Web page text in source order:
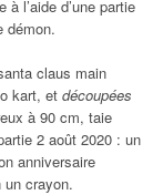
l’aide d’une partie
démon.
claus main
kart, et découpées
à 90 cm, taie
2 août 2020 : un
anniversaire
crayon.